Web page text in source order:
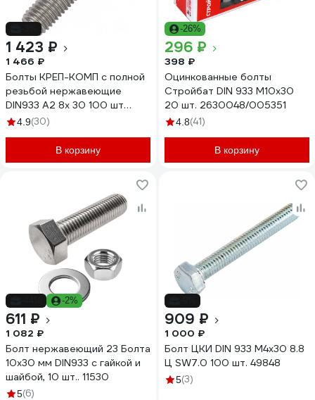
1 423 ₽
1 466 ₽
Болты КРЕП-КОМП с полной
резьбой нержавеющие
DIN933 А2 8х 30 100 шт
бпн830
4.9(30)
В корзину
-26%
296 ₽
398 ₽
Оцинкованные болты
Стройбат DIN 933 М10х30
20 шт. 2630048/005351
4.8(41)
В корзину
-2%
611 ₽
1 082 ₽
Болт нержавеющий 23 Болта
10x30 мм DIN933 с гайкой и
шайбой, 10 шт.. 11530
5(6)
909 ₽
1 000 ₽
Болт ЦКИ DIN 933 М4x30 8.8
Ц SW7.0 100 шт. 49848
5(3)